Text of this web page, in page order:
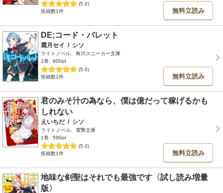
(5.0)
投稿数1件
無料立読み
DE;コード・バレット
霜月セイ / シソ
ライトノベル、角川スニーカー文庫
1巻
600pt
(5.0)
投稿数1件
無料立読み
君のみそ汁の為なら、僕は億だって稼げるかも
しれない
えいちだ / シソ
ライトノベル、電撃文庫
1巻
590pt
(5.0)
投稿数1件
無料立読み
地味な剣聖はそれでも最強です〈試し読み増量
版〉